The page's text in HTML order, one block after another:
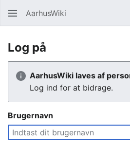
AarhusWiki
Log på
AarhusWiki laves af
Log ind for at bidrage.
Brugernavn